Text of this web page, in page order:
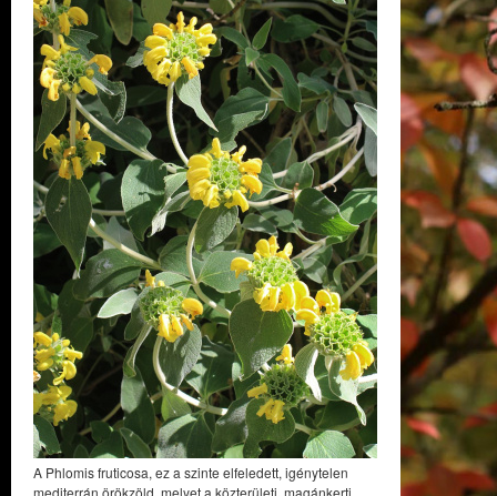
A Phlomis fruticosa, ez a szinte elfeledett, igénytelen